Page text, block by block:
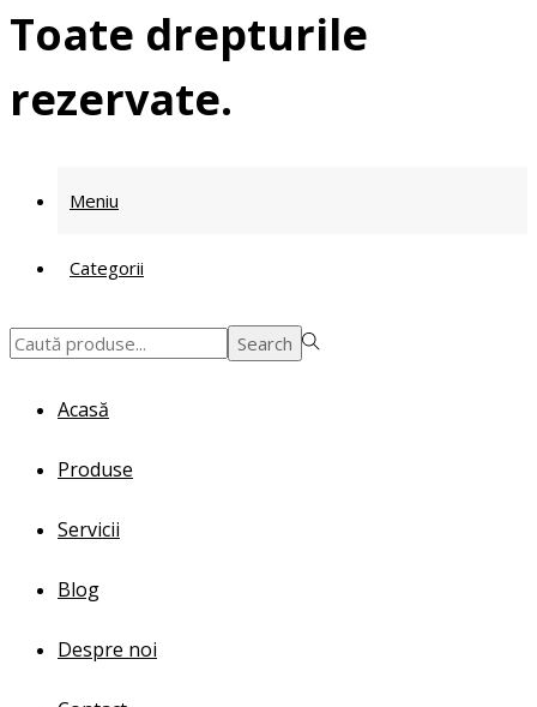
Toate drepturile
rezervate.
Meniu
Categorii
Search
Search
Acasă
Produse
Servicii
Blog
Despre noi